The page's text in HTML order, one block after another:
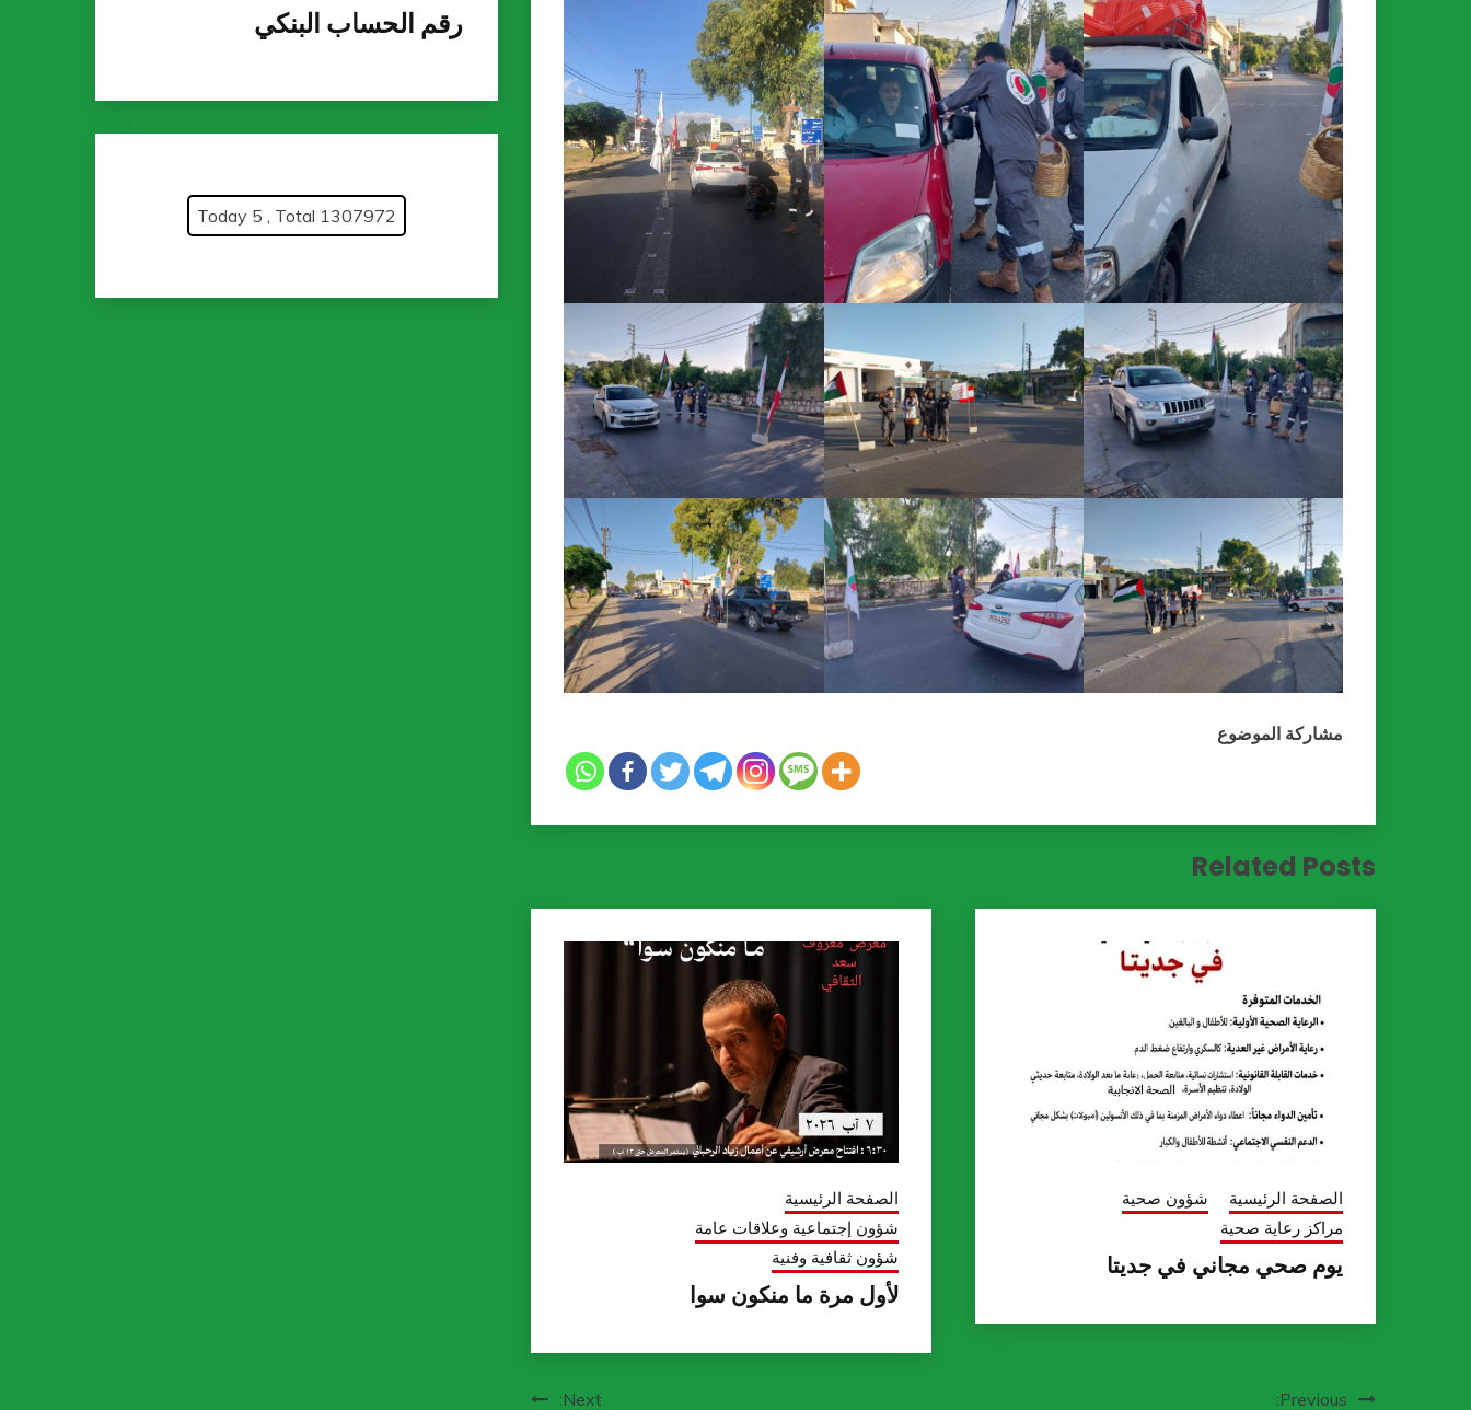
مشاركة الموضوع
Related Posts
الصفحة الرئيسية
شؤون صحية
مراكز رعاية صحية
يوم صحي مجاني في جديتا
الصفحة الرئيسية
شؤون إجتماعية وعلاقات عامة
شؤون ثقافية وفنية
لأول مرة ما منكون سوا
Previous:
Next:
رقم الحساب البنكي
Today 5 , Total 1307972